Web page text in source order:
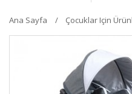
Ana Sayfa Çocuklar Için